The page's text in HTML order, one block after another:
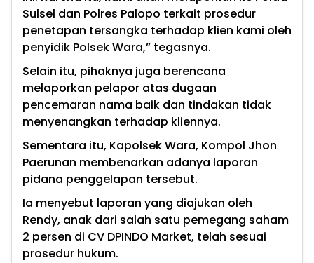
Sulsel dan Polres Palopo terkait prosedur
penetapan tersangka terhadap klien kami oleh
penyidik Polsek Wara,” tegasnya.
Selain itu, pihaknya juga berencana
melaporkan pelapor atas dugaan
pencemaran nama baik dan tindakan tidak
menyenangkan terhadap kliennya.
Sementara itu, Kapolsek Wara, Kompol Jhon
Paerunan membenarkan adanya laporan
pidana penggelapan tersebut.
Ia menyebut laporan yang diajukan oleh
Rendy, anak dari salah satu pemegang saham
2 persen di CV DPINDO Market, telah sesuai
prosedur hukum.